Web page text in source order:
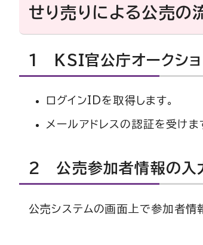
せり売りによる公売の
1 KSI官公庁オークショ
ログインIDを取得します。
メールアドレスの認証を受けま
2 公売参加者情報の入
公売システムの画面上で参加者情